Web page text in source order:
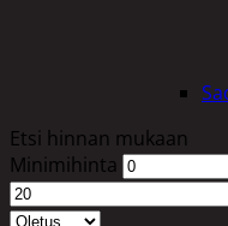
Etsi hinnan mukaan
Minimihinta